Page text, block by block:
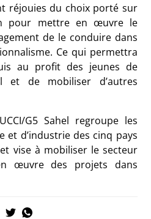
réjouies du choix porté sur
pour mettre en œuvre le
de le conduire dans
Ce qui permettra
au profit des jeunes de
et de mobiliser d’autres
G5 Sahel regroupe les
et d’industrie des cinq pays
vise à mobiliser le secteur
œuvre des projets dans